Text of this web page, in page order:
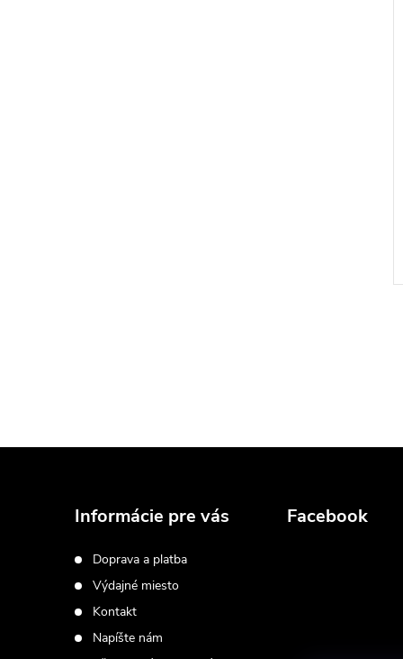
Informácie pre vás
Doprava a platba
Výdajné miesto
Kontakt
Napíšte nám
Facebook